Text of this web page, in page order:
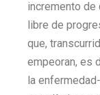
incremento
libre de
que,
empeoran, es
la